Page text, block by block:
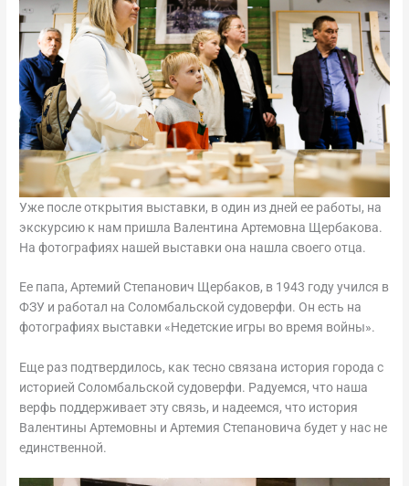
Уже после открытия выставки, в один из дней ее работы, на
экскурсию к нам пришла Валентина Артемовна Щербакова.
На фотографиях нашей выставки она нашла своего отца.
Ее папа, Артемий Степанович Щербаков, в 1943 году учился в
ФЗУ и работал на Соломбальской судоверфи. Он есть на
фотографиях выставки «Недетские игры во время войны».
Еще раз подтвердилось, как тесно связана история города с
историей Соломбальской судоверфи. Радуемся, что наша
верфь поддерживает эту связь, и надеемся, что история
Валентины Артемовны и Артемия Степановича будет у нас не
единственной.